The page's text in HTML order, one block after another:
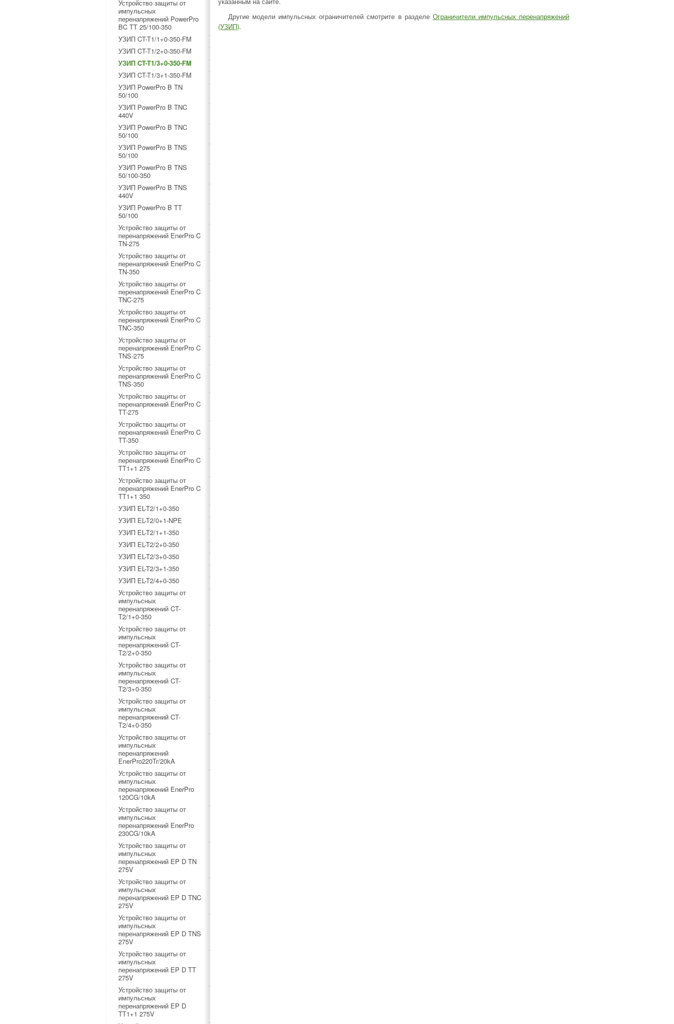
Другие модели импульсных ограничителей смотрите в разделе Ограничители импульсных перенапряжений
(УЗИП).
Устройство защиты от
импульсных
перенапряжений PowerPro
BC TT 25/100-350
УЗИП CT-T1/1+0-350-FM
УЗИП CT-T1/2+0-350-FM
УЗИП CT-T1/3+0-350-FM
УЗИП CT-T1/3+1-350-FM
УЗИП PowerPro B TN
50/100
УЗИП PowerPro B TNC
440V
УЗИП PowerPro B TNC
50/100
УЗИП PowerPro B TNS
50/100
УЗИП PowerPro B TNS
50/100-350
УЗИП PowerPro B TNS
440V
УЗИП PowerPro B TT
50/100
Устройство защиты от
перенапряжений EnerPro C
TN-275
Устройство защиты от
перенапряжений EnerPro C
TN-350
Устройство защиты от
перенапряжений EnerPro C
TNC-275
Устройство защиты от
перенапряжений EnerPro C
TNC-350
Устройство защиты от
перенапряжений EnerPro C
TNS-275
Устройство защиты от
перенапряжений EnerPro C
TNS-350
Устройство защиты от
перенапряжений EnerPro C
TT-275
Устройство защиты от
перенапряжений EnerPro C
TT-350
Устройство защиты от
перенапряжений EnerPro C
TT1+1 275
Устройство защиты от
перенапряжений EnerPro C
TT1+1 350
УЗИП EL-T2/1+0-350
УЗИП EL-T2/0+1-NPE
УЗИП EL-T2/1+1-350
УЗИП EL-T2/2+0-350
УЗИП EL-T2/3+0-350
УЗИП EL-T2/3+1-350
УЗИП EL-T2/4+0-350
Устройство защиты от
импульсных
перенапряжений CT-
T2/1+0-350
Устройство защиты от
импульсных
перенапряжений CT-
T2/2+0-350
Устройство защиты от
импульсных
перенапряжений CT-
T2/3+0-350
Устройство защиты от
импульсных
перенапряжений CT-
T2/4+0-350
Устройство защиты от
импульсных
перенапряжений
EnerPro220Tr/20kA
Устройство защиты от
импульсных
перенапряжений EnerPro
120CG/10kA
Устройство защиты от
импульсных
перенапряжений EnerPro
230CG/10kA
Устройство защиты от
импульсных
перенапряжений EP D TN
275V
Устройство защиты от
импульсных
перенапряжений EP D TNC
275V
Устройство защиты от
импульсных
перенапряжений EP D TNS
275V
Устройство защиты от
импульсных
перенапряжений EP D TT
275V
Устройство защиты от
импульсных
перенапряжений EP D
TT1+1 275V